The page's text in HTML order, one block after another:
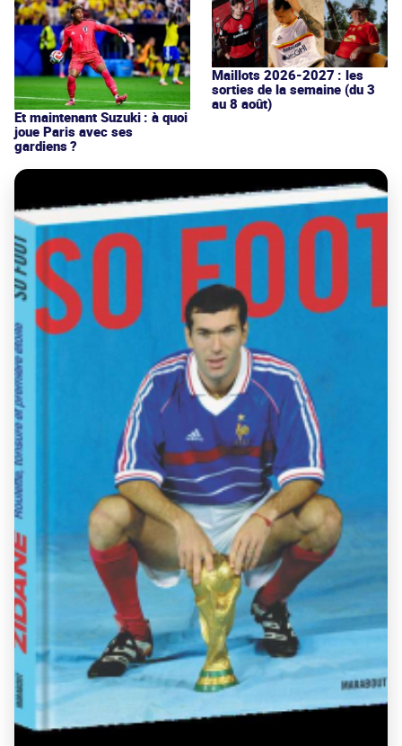
Et maintenant Suzuki : à quoi
joue Paris avec ses
gardiens ?
Maillots 2026-2027 : les
sorties de la semaine (du 3
au 8 août)